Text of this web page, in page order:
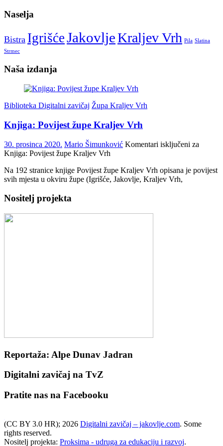
Naselja
Bistra IgrišćeJakovljeKraljev Vrh Pila Slatina
Strmec
Naša izdanja
Biblioteka Digitalni zavičaj Župa Kraljev Vrh
Knjiga: Povijest župe Kraljev Vrh
30. prosinca 2020. Mario Šimunković Komentari isključeni za
Knjiga: Povijest župe Kraljev Vrh
Na 192 stranice knjige Povijest župe Kraljev Vrh opisana je povijest
svih mjesta u okviru župe (Igrišće, Jakovlje, Kraljev Vrh,
Nositelj projekta
Reportaža: Alpe Dunav Jadran
Digitalni zavičaj na TvZ
Pratite nas na Facebooku
(CC BY 3.0 HR); 2026 Digitalni zavičaj – jakovlje.com. Some
rights reserved.
Nositelj projekta: Proksima - udruga za edukaciju i razvoj.